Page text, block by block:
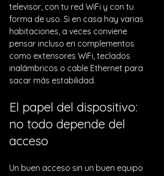
televisor, con tu red WiFi y con tu
forma de uso. Si en casa hay varias
habitaciones, a veces conviene
pensar incluso en complementos
como extensores WiFi , teclados
inalámbricos o cable Ethernet para
sacar más estabilidad.
El papel del dispositivo:
no todo depende del
acceso
Un buen acceso sin un buen equipo